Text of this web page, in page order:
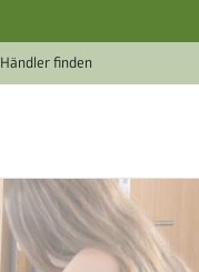
Händler finden